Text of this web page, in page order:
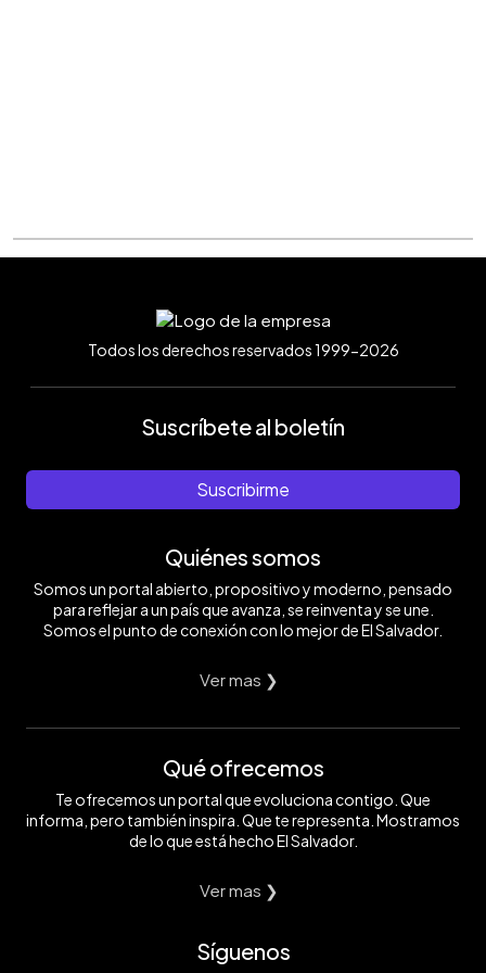
Todos los derechos reservados 1999-2026
Suscríbete al boletín
Suscribirme
Quiénes somos
Somos un portal abierto, propositivo y moderno, pensado
para reflejar a un país que avanza, se reinventa y se une.
Somos el punto de conexión con lo mejor de El Salvador.
Ver mas ❯
Qué ofrecemos
Te ofrecemos un portal que evoluciona contigo. Que
informa, pero también inspira. Que te representa. Mostramos
de lo que está hecho El Salvador.
Ver mas ❯
Síguenos